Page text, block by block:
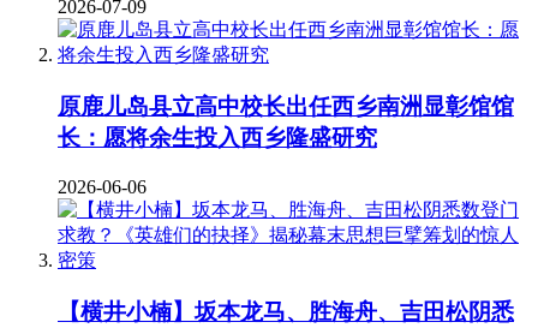
2026-07-09
原鹿儿岛县立高中校长出任西乡南洲显彰馆馆
长：愿将余生投入西乡隆盛研究
2026-06-06
【横井小楠】坂本龙马、胜海舟、吉田松阴悉